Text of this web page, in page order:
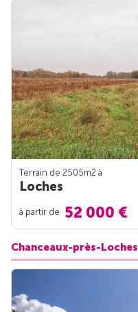
Terrain de 2505m2 à
Loches
à partir de 52 000 €
Chanceaux-près-Loches